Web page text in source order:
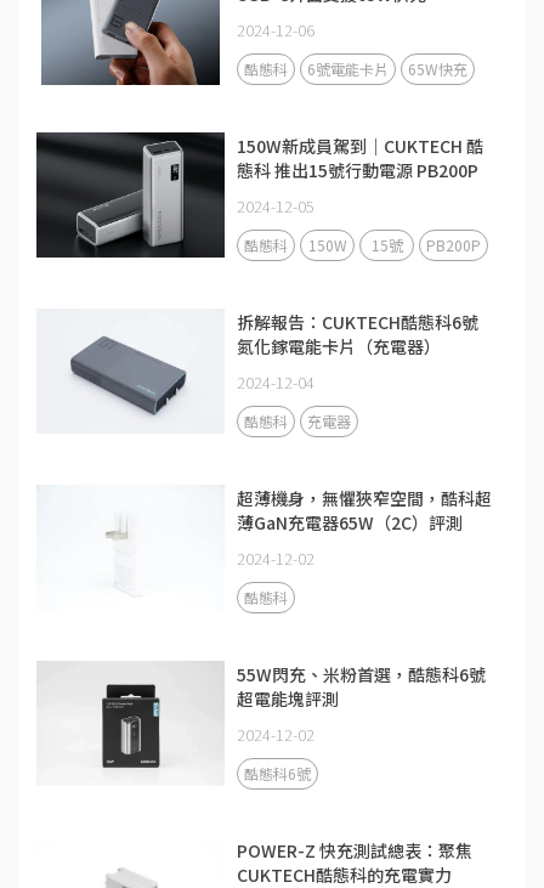
2024-12-06
酷態科 6號電能卡片 65W快充
150W新成員駕到｜CUKTECH 酷
態科 推出15號行動電源 PB200P
2024-12-05
酷態科 150W 15號 PB200P
拆解報告：CUKTECH酷態科6號
氮化鎵電能卡片（充電器）
2024-12-04
酷態科 充電器
超薄機身，無懼狹窄空間，酷科超
薄GaN充電器65W（2C）評測
2024-12-02
酷態科
55W閃充、米粉首選，酷態科6號
超電能塊評測
2024-12-02
酷態科6號
POWER-Z 快充測試總表：聚焦
CUKTECH酷態科的充電實力